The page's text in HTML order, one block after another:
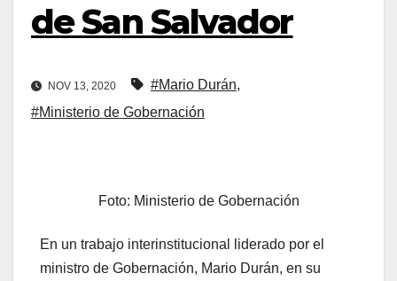
de San Salvador
NOV 13, 2020 #Mario Durán,
#Ministerio de Gobernación
Foto: Ministerio de Gobernación
En un trabajo interinstitucional liderado por el
ministro de Gobernación, Mario Durán, en su